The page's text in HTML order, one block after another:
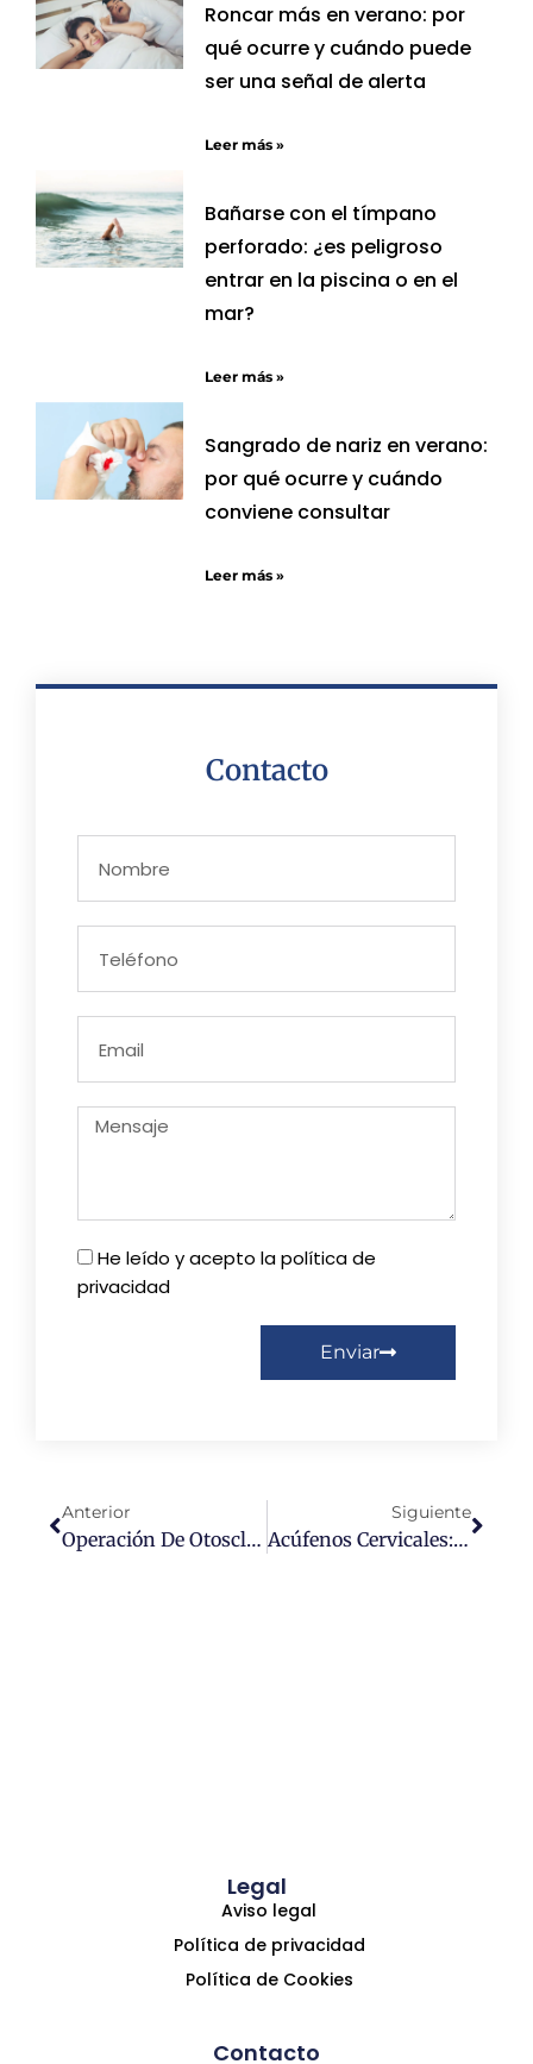
Roncar más en verano: por
qué ocurre y cuándo puede
ser una señal de alerta
Leer más »
Bañarse con el tímpano
perforado: ¿es peligroso
entrar en la piscina o en el
mar?
Leer más »
Sangrado de nariz en verano:
por qué ocurre y cuándo
conviene consultar
Leer más »
Contacto
He leído y acepto la política de
privacidad
Enviar
Anterior
Operación De Otosclerosis, Clave Para Recuperar La Audición
Siguiente
Acúfenos Cervicales: Por Qué Aparecen Y Cómo Se Tratan
Legal
Aviso legal
Política de privacidad
Política de Cookies
Contacto